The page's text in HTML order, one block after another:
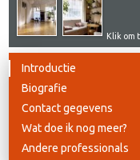
Klik om
Introductie
Biografie
Contact gegevens
Wat doe ik nog meer?
Andere professionals